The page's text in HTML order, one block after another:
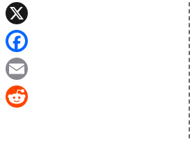
L
n
e
X
F
a
c
E